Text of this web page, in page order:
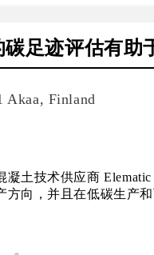
碳足迹评估有助
Akaa, Finland
凝土技术供应商
方向，并且在低碳生产